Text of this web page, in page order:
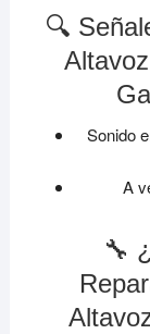
🔍
Sonido
A
🔧